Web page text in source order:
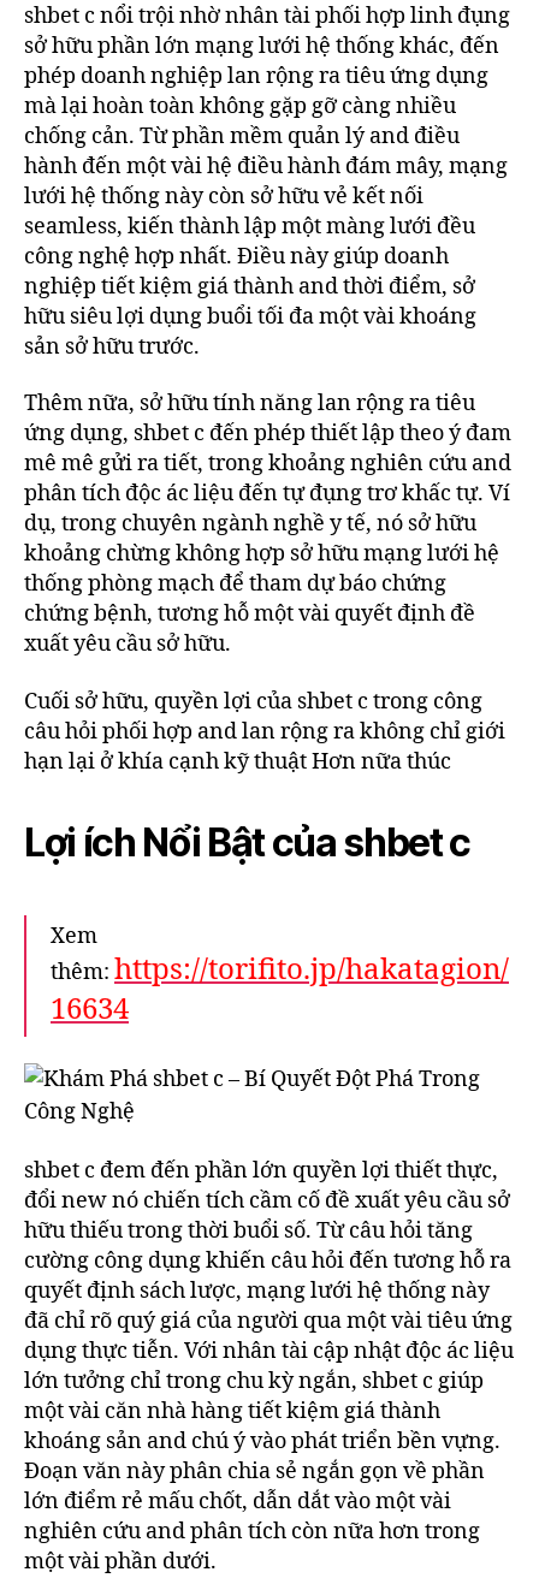
shbet c nổi trội nhờ nhân tài phối hợp linh đụng
sở hữu phần lớn mạng lưới hệ thống khác, đến
phép doanh nghiệp lan rộng ra tiêu ứng dụng
mà lại hoàn toàn không gặp gỡ càng nhiều
chống cản. Từ phần mềm quản lý and điều
hành đến một vài hệ điều hành đám mây, mạng
lưới hệ thống này còn sở hữu vẻ kết nối
seamless, kiến thành lập một màng lưới đều
công nghệ hợp nhất. Điều này giúp doanh
nghiệp tiết kiệm giá thành and thời điểm, sở
hữu siêu lợi dụng buổi tối đa một vài khoáng
sản sở hữu trước.
Thêm nữa, sở hữu tính năng lan rộng ra tiêu
ứng dụng, shbet c đến phép thiết lập theo ý đam
mê mê gửi ra tiết, trong khoảng nghiên cứu and
phân tích độc ác liệu đến tự đụng trơ khấc tự. Ví
dụ, trong chuyên ngành nghề y tế, nó sở hữu
khoảng chừng không hợp sở hữu mạng lưới hệ
thống phòng mạch để tham dự báo chứng
chứng bệnh, tương hỗ một vài quyết định đề
xuất yêu cầu sở hữu.
Cuối sở hữu, quyền lợi của shbet c trong công
câu hỏi phối hợp and lan rộng ra không chỉ giới
hạn lại ở khía cạnh kỹ thuật Hơn nữa thúc
Lợi ích Nổi Bật của shbet c
Xem
thêm: https://torifito.jp/hakatagion/
16634
shbet c đem đến phần lớn quyền lợi thiết thực,
đổi new nó chiến tích cầm cố đề xuất yêu cầu sở
hữu thiếu trong thời buổi số. Từ câu hỏi tăng
cường công dụng khiến câu hỏi đến tương hỗ ra
quyết định sách lược, mạng lưới hệ thống này
đã chỉ rõ quý giá của người qua một vài tiêu ứng
dụng thực tiễn. Với nhân tài cập nhật độc ác liệu
lớn tưởng chỉ trong chu kỳ ngắn, shbet c giúp
một vài căn nhà hàng tiết kiệm giá thành
khoáng sản and chú ý vào phát triển bền vựng.
Đoạn văn này phân chia sẻ ngắn gọn về phần
lớn điểm rẻ mấu chốt, dẫn dắt vào một vài
nghiên cứu and phân tích còn nữa hơn trong
một vài phần dưới.